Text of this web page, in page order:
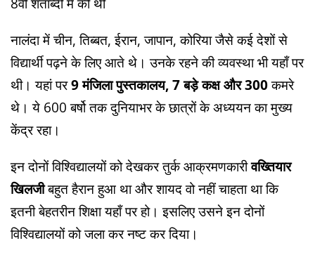
नालंदा में चीन, तिब्बत, ईरान, जापान, कोरिया जैसे कई देशों से
विद्यार्थी पढ़ने के लिए आते थे। उनके रहने की व्यवस्था भी यहाँ पर
थी। यहां पर9 मंजिला पुस्तकालय, 7 बड़े कक्ष और 300कमरे
थे। ये 600 बर्षो तक दुनियाभर के छात्रों के अध्ययन का मुख्य
केंद्र रहा।
इन दोनों विश्विद्यालयों को देखकर तुर्क आक्रमणकारीवख्तियार
खिलजीबहुत हैरान हुआ था और शायद वो नहीं चाहता था कि
इतनी बेहतरीन शिक्षा यहाँ पर हो। इसलिए उसने इन दोनों
विश्विद्यालयों को जला कर नष्ट कर दिया।